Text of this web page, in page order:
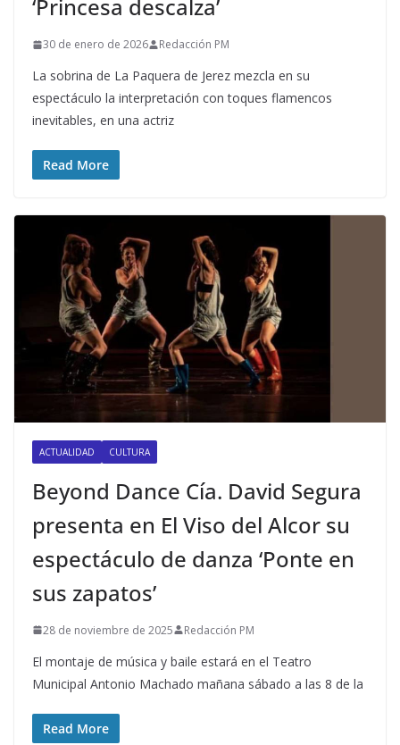
‘Princesa descalza’
30 de enero de 2026 Redacción PM
La sobrina de La Paquera de Jerez mezcla en su
espectáculo la interpretación con toques flamencos
inevitables, en una actriz
Read More
ACTUALIDAD CULTURA
Beyond Dance Cía. David Segura
presenta en El Viso del Alcor su
espectáculo de danza ‘Ponte en
sus zapatos’
28 de noviembre de 2025 Redacción PM
El montaje de música y baile estará en el Teatro
Municipal Antonio Machado mañana sábado a las 8 de la
Read More